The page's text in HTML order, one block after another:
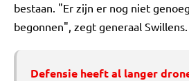
bestaan. "Er zijn er nog niet
begonnen", zegt generaal Swillens.
Defensie heeft al langer